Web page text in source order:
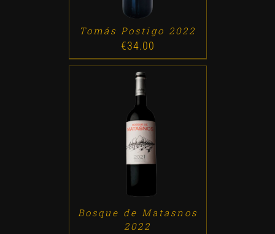
Tomás Postigo 2022
€34.00
ADD TO CART /
Bosque de Matasnos
2022